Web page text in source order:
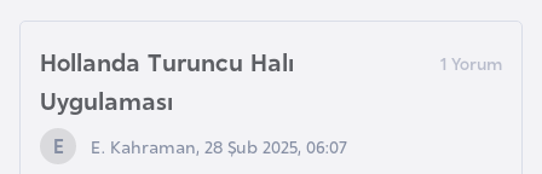
Hollanda Turuncu Halı
Uygulaması
E. Kahraman, 28 Şub 2025, 06:07
r
k
a